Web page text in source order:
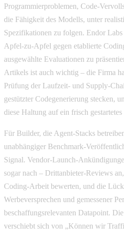
Programmierproblemen, Code-
die Fähigkeit des Modells, unter
Spezifikationen zu folgen. Endor
Apfel-zu-Apfel gegen etablierte
ausgewählte Evaluationen zu
Artikels ist auch wichtig – die Firma
Prüfung der Laufzeit- und Supply-
gestützter Codegenerierung stecken,
diese Haltung auf ein frisch
Für Builder, die Agent-Stacks
unabhängiger Benchmark-
Signal. Vendor-Launch-
sogar nach – Drittanbieter-Reviews
Coding-Arbeit bewerten, und die
Werbeversprechen und gemessener
beschaffungsrelevanten Datapoint.
verschiebt sich von „Können wir